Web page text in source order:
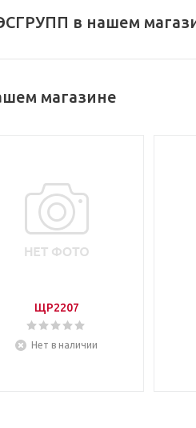
в нашем
магазине
ЩР2207
Нет в наличии